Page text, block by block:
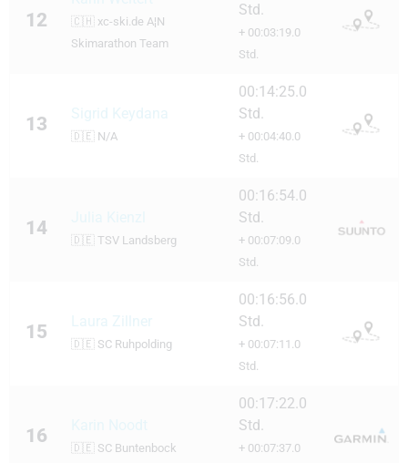
12 🇨🇭 xc-ski.de A¦N
Skimarathon Team
Std.
+ 00:03:19.0
Std.
13 Sigrid Keydana
🇩🇪 N/A
00:14:25.0
Std.
+ 00:04:40.0
Std.
14
🇩🇪 TSV Landsberg
00:16:54.0
Std.
+ 00:07:09.0
Std.
15 Laura Zillner
🇩🇪 SC Ruhpolding
00:16:56.0
Std.
+ 00:07:11.0
Std.
16
🇩🇪 SC Buntenbock
00:17:22.0
Std.
+ 00:07:37.0